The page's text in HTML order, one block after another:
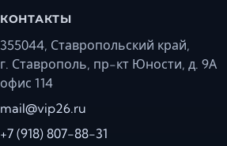
КОНТАКТЫ
355044, Ставропольский край,
г. Ставрополь, пр-кт Юности, д. 9А
офис 114
mail@vip26.ru
+7 (918) 807-88-31